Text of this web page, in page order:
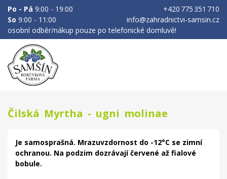
Po - Pá 9:00 - 19:00
So 9:00 - 11:00
+420 775 351 710
info@zahradnictvi-samsin.cz
osobní odběr/nákup pouze po telefonické domluvě!
Čilská Myrtha - ugni molinae
Je samosprašná. Mrazuvzdornost do -12°C se zimní
ochranou. Na podzim dozrávají červené až fialové
bobule.